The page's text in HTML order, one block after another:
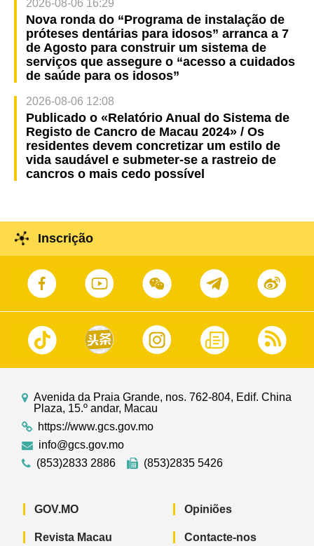
2026-08-06 16:29
Nova ronda do “Programa de instalação de
próteses dentárias para idosos” arranca a 7
de Agosto para construir um sistema de
serviços que assegure o “acesso a cuidados
de saúde para os idosos”
2026-08-06 12:08
Publicado o «Relatório Anual do Sistema de
Registo de Cancro de Macau 2024» / Os
residentes devem concretizar um estilo de
vida saudável e submeter-se a rastreio de
cancros o mais cedo possível
Inscrição
Avenida da Praia Grande, nos. 762-804, Edif. China
Plaza, 15.º andar, Macau
https://www.gcs.gov.mo
info@gcs.gov.mo
(853)2833 2886
(853)2835 5426
GOV.MO
Revista Macau
Opiniões
Contacte-nos